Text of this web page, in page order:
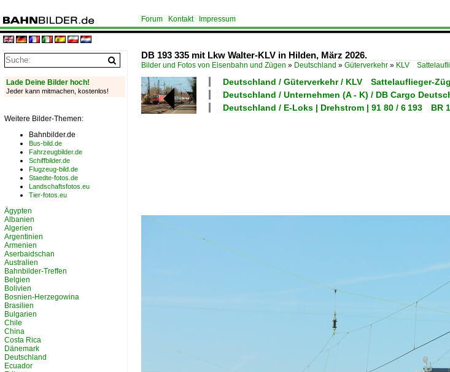
Forum Kontakt Impressum
DB 193 335 mit Lkw Walter-KLV in Hilden, März 2026.
Bilder und Fotos von Eisenbahn und Zügen » Deutschland » Güterverkehr » KLV
Deutschland / Güterverkehr / KLV Sattelauflieger-
Deutschland / Unternehmen (A - K) / DB Cargo
Deutschland / E-Loks | Drehstrom | 91 80 / 6 193 BR
Lade Deine Bilder hoch!
Jeder kann mitmachen, kostenlos!
Weitere Bilder-Themen:
Bahnbilder.de
Bus-bild.de
Fahrzeugbilder.de
Schiffbilder.de
Flugzeug-bild.de
Staedte-fotos.de
Landschaftsfotos.eu
Tier-fotos.eu
Ägypten
Albanien
Algerien
Argentinien
Armenien
Aserbaidschan
Australien
Bahnbilder-Treffen
Belgien
Bolivien
Bosnien-Herzegowina
Brasilien
Bulgarien
Chile
China
Costa Rica
Dänemark
Deutschland
Ecuador